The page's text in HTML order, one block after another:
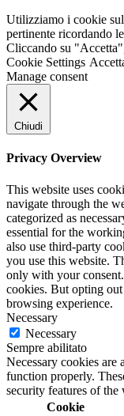
Utilizziamo i cookie
pertinente ricordando
Cliccando su
Cookie Settings
Manage consent
Chiudi
Privacy Overview
This website uses
navigate through the
categorized as
essential for the
also use third-party
you use this website.
only with your
cookies. But opting
browsing experience.
Necessary
Necessary
Sempre abilitato
Necessary cookies are
function properly.
security features of the
Cookie